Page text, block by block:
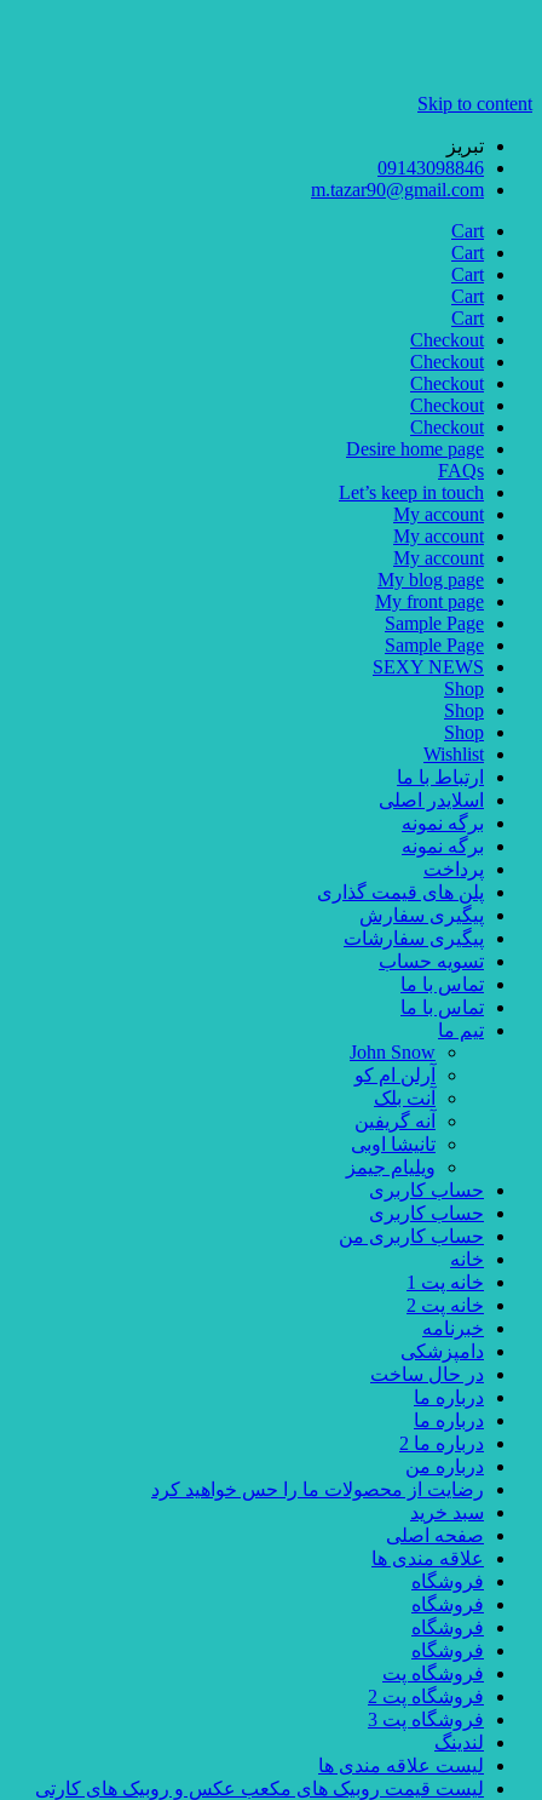
Skip to content
تبریز
09143098846
m.tazar90@gmail.com
Cart
Cart
Cart
Cart
Cart
Checkout
Checkout
Checkout
Checkout
Checkout
Desire home page
FAQs
Let’s keep in touch
My account
My account
My account
My blog page
My front page
Sample Page
Sample Page
SEXY NEWS
Shop
Shop
Shop
Wishlist
ارتباط با ما
اسلایدر اصلی
برگه نمونه
برگه نمونه
پرداخت
پلن های قیمت گذاری
پیگیری سفارش
پیگیری سفارشات
تسویه حساب
تماس با ما
تماس با ما
تیم ما
John Snow
آرلن ام کو
آنت بلک
آنه گریفین
تانیشا اوبی
ویلیام جیمز
حساب کاربری
حساب کاربری
حساب کاربری من
خانه
خانه پت 1
خانه پت 2
خبرنامه
دامپزشکی
در حال ساخت
درباره ما
درباره ما
درباره ما 2
درباره من
رضایت از محصولات ما را حس خواهید کرد
سبد خرید
صفحه اصلی
علاقه مندی ها
فروشگاه
فروشگاه
فروشگاه
فروشگاه
فروشگاه پت
فروشگاه پت 2
فروشگاه پت 3
لندینگ
لیست علاقه مندی ها
لیست قیمت روبیک های مکعب عکس و روبیک های کارتی